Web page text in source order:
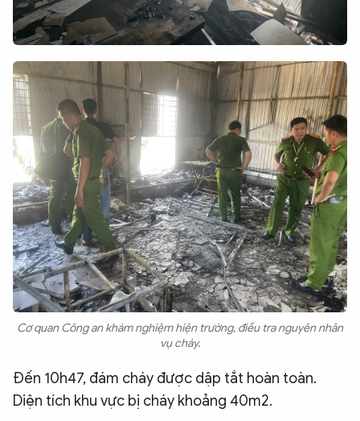
Cơ quan Công an khám nghiệm hiện trường, điều tra nguyên nhân
vụ cháy.
Đến 10h47, đám cháy được dập tắt hoàn toàn.
Diện tích khu vực bị cháy khoảng 40m2.